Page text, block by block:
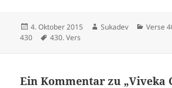
Veröffentlicht
am
4. Oktober 2015 Autor
Sukadev Verse
430
Schlagwörter
430. Vers
Ein Kommentar zu „Viveka